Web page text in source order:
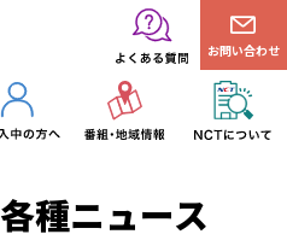
お問い合わせ
種ニュース